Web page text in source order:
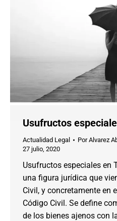
Usufructos
Actualidad Legal PorAlvarez
27 julio, 2020
Usufructos especiales en
una figura jurídica que
Civil, y concretamente en
Código Civil. Se define
de los bienes ajenos con